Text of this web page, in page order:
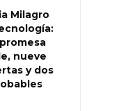
Milagro
nueve
y dos